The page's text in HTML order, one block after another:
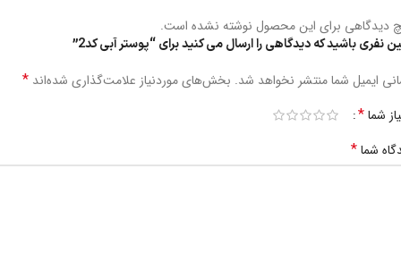
دیدگاهی برای این محصول نوشته نشده است.
نفری باشید که دیدگاهی را ارسال می کنید برای “پوستر آبی کد2”
ایمیل شما منتشر نخواهد شد. بخش‌های موردنیاز علامت‌گذاری شده‌اند *
شما*
شما*